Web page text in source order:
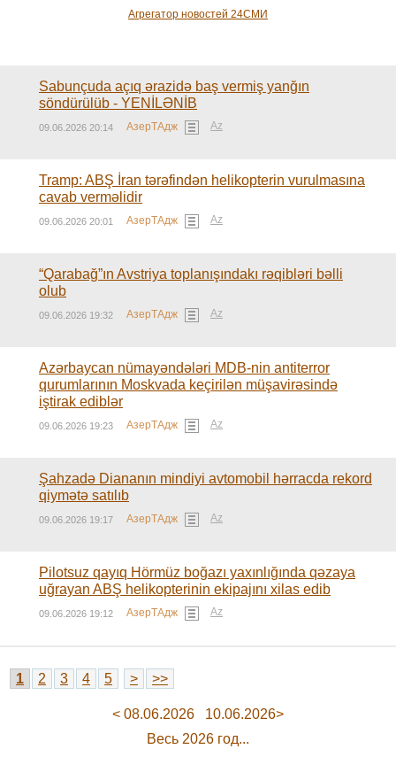
Агрегатор новостей 24СМИ
Sabunçuda açıq ərazidə baş vermiş yanğın
söndürülüb - YENİLƏNİB
09.06.2026 20:14 АзерТАдж Az
Tramp: ABŞ İran tərəfindən helikopterin vurulmasına
cavab verməlidir
09.06.2026 20:01 АзерТАдж Az
“Qarabağ”ın Avstriya toplanışındakı rəqibləri bəlli
olub
09.06.2026 19:32 АзерТАдж Az
Azərbaycan nümayəndələri MDB-nin antiterror
qurumlarının Moskvada keçirilən müşavirəsində
iştirak ediblər
09.06.2026 19:23 АзерТАдж Az
Şahzadə Diananın mindiyi avtomobil hərracda rekord
qiymətə satılıb
09.06.2026 19:17 АзерТАдж Az
Pilotsuz qayıq Hörmüz boğazı yaxınlığında qəzaya
uğrayan ABŞ helikopterinin ekipajını xilas edib
09.06.2026 19:12 АзерТАдж Az
1 2 3 4 5 > >>
< 08.06.2026
10.06.2026>
Весь 2026 год...